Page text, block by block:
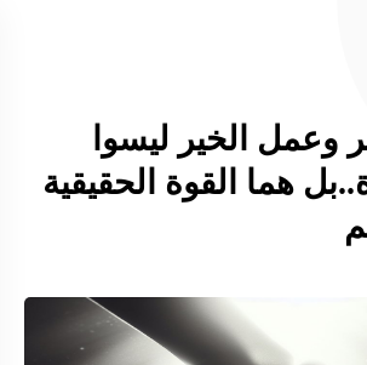
وعمل الخير ليسوا
هما القوة الحقيقية